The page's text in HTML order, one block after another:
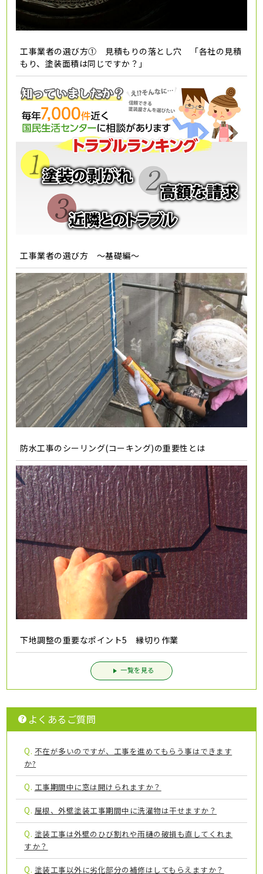
工事業者の選び方① 見積もりの落とし穴 「各社の見積
もり、塗装面積は同じですか？」
工事業者の選び方 ～基礎編～
防水工事のシーリング(コーキング)の重要性とは
下地調整の重要なポイント5 縁切り作業
一覧を見る
よくあるご質問
Q. 不在が多いのですが、工事を進めてもらう事はできます
か?
Q. 工事期間中に窓は開けられますか？
Q. 屋根、外壁塗装工事期間中に洗濯物は干せますか？
Q. 塗装工事は外壁のひび割れや雨樋の破損も直してくれま
すか？
Q. 塗装工事以外に劣化部分の補修はしてもらえますか？